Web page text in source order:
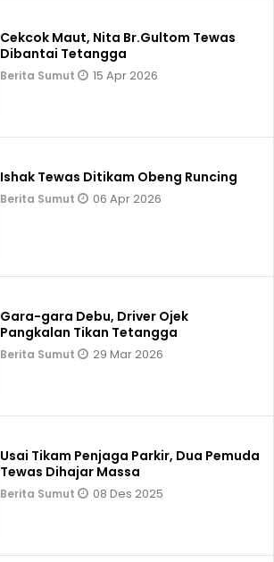
Cekcok Maut, Nita Br.Gultom Tewas
Dibantai Tetangga
Berita Sumut 15 Apr 2026
Ishak Tewas Ditikam Obeng Runcing
Berita Sumut 06 Apr 2026
Gara-gara Debu, Driver Ojek
Pangkalan Tikan Tetangga
Berita Sumut 29 Mar 2026
Usai Tikam Penjaga Parkir, Dua Pemuda
Tewas Dihajar Massa
Berita Sumut 08 Des 2025